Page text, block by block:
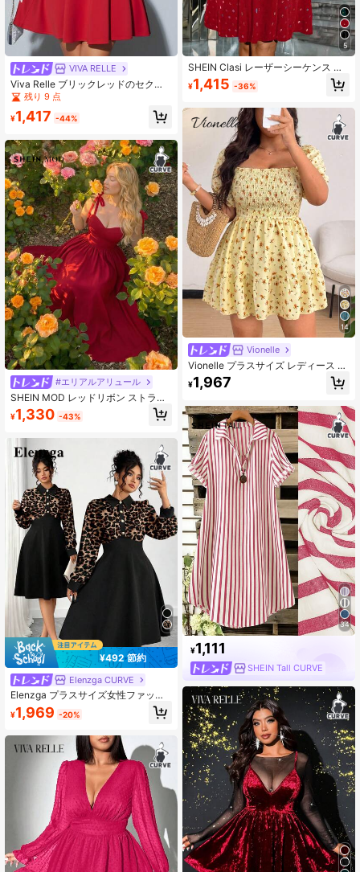
VIVA RELLE
Viva Relle ブリックレッドのセクシ
ーでエレガントなパールラインスト
残り 9 点
¥1,417 -44%
#エリアルアリュール
SHEIN MOD レッドリボン ストラッ
プ ルーチェド バスト ミディアムド
レス プラスサイズ レディース。クラ
ト、ロマンチック、夏のホリデーア
ウトフィット、春夏レディースアウ
トフィット、バレンタインデー、エ
レガントパーティー、ラグジュアリ
ーイブニング、セレモニー、ビーチ
バケーションアウトフィット、レデ
ィースレッドドレス、バケーション
アウトフィットレディース、エレガ
ントロングドレス、エレガントレデ
ィースセレモニードレス、ウェディ
ングゲストドレスレディース、ラグ
ジュアリーイブニングドレスレディ
ース、レッドバケーションドレス、
レッドサマードレス、レッドエレガ
ントドレス、レッドサンドレス
¥1,330 -43%
¥492 節約
Elenzga CURVE
Elenzga プラスサイズ女性ファッシ
ョン 多用途 フレンチレトロ 高級感
エレガント カジュアル デイリー イ
ストライプ ボタン 長袖ドレス (Kook
y Elegance Collection - Woe Is Me
Vibes - Wednesday Aesthetic)
¥1,969 -20%
5
SHEIN Clasi レーザーシーケンス ウ
エストシンチ エレガントなライトカ
クテルドレス (プラスサイズ女性用)
¥1,415 -36%
14
Vionelle
Vionelle プラスサイズ レディース シ
ャーリングデザイン ショートパフス
リーブ バケーション 小花柄 Aライン
¥1,967
34
¥1,111
SHEIN Tall CURVE